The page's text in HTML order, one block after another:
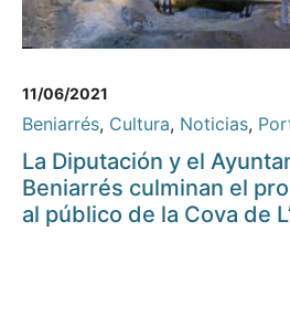
11/06/2021
Beniarrés, Cultura, Noticias,
La Diputación y el
Beniarrés culminan el
al público de la Cova de